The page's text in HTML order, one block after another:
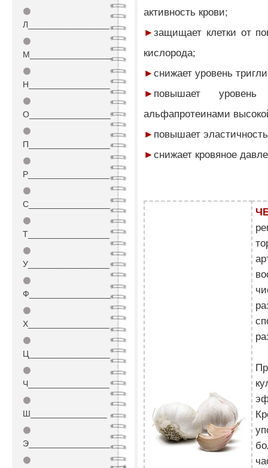
⚫
Л_________________
⚫
М_________________
⚫
Н_________________
⚫
О_________________
⚫
П_________________
⚫
Р_________________
⚫
С_________________
⚫
Т_________________
⚫
У_________________
⚫
Ф_________________
⚫
Х_________________
⚫
Ц_________________
⚫
Ч_________________
⚫
Ш________________
⚫
Э_________________
⚫
активность крови;
►защищает клетки от
кислорода;
►снижает уровень
► повышает
альфапротеинами
► повышает
►снижает кровяное